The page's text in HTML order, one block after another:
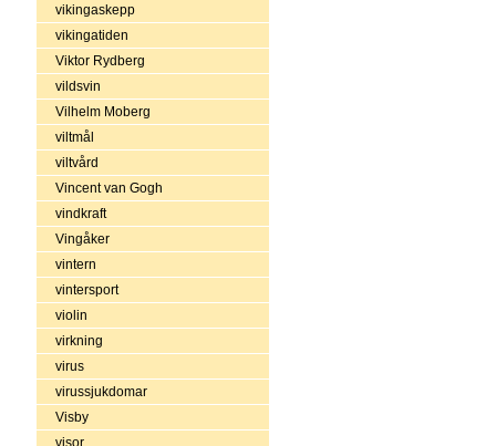
vikingaskepp
vikingatiden
Viktor Rydberg
vildsvin
Vilhelm Moberg
viltmål
viltvård
Vincent van Gogh
vindkraft
Vingåker
vintern
vintersport
violin
virkning
virus
virussjukdomar
Visby
visor